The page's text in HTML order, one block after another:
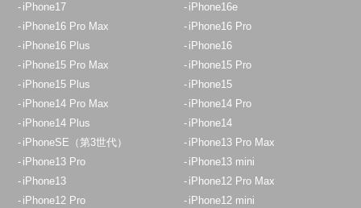
iPhone17
iPhone16e
iPhone16 Pro Max
iPhone16 Pro
iPhone16 Plus
iPhone16
iPhone15 Pro Max
iPhone15 Pro
iPhone15 Plus
iPhone15
iPhone14 Pro Max
iPhone14 Pro
iPhone14 Plus
iPhone14
iPhoneSE（第3世代）
iPhone13 Pro Max
iPhone13 Pro
iPhone13 mini
iPhone13
iPhone12 Pro Max
iPhone12 Pro
iPhone12 mini